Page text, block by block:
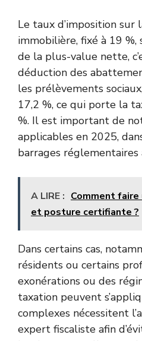
Le taux d’imposition sur
immobilière, fixé à 19 %,
de la plus-value nette,
déduction des
les prélèvements
17,2 %, ce qui porte la
%. Il est important de
applicables en 2025,
barrages réglementaires
A LIRE : Comment
et posture certifiante ?
Dans certains cas,
résidents ou certains
exonérations ou des
taxation peuvent
complexes nécessitent
expert fiscaliste afin